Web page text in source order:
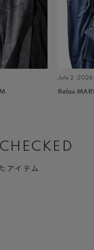
July 2 ,2026
Relax
アイテム